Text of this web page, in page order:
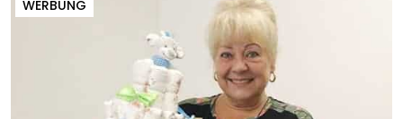
WERBUNG